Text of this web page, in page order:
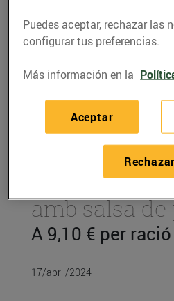
Entrecot de
amb salsa de
A 9,10 € per ració
17/abril/2024
Puedes aceptar, rechazar las
configurar tus preferencias.
Más información en la
Rechazar
Aceptar